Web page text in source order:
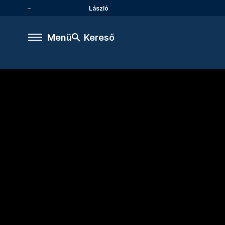
László
Menü Kereső